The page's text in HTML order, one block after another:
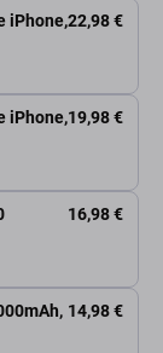
iPhone,22,98 €
iPhone,19,98 €
16,98 €
14,98 €